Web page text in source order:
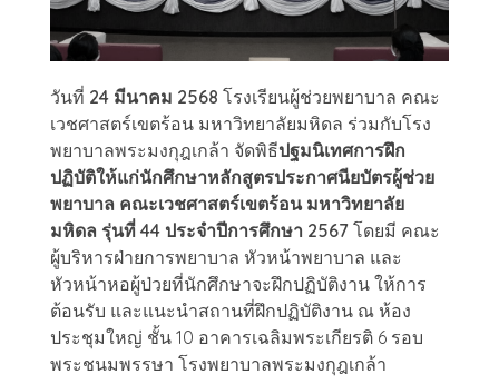
วันที่ 24 มีนาคม 2568 โรงเรียนผู้ช่วยพยาบาล คณะ
เวชศาสตร์เขตร้อน มหาวิทยาลัยมหิดล ร่วมกับโรง
พยาบาลพระมงกุฎเกล้า จัดพิธีปฐมนิเทศการฝึก
ปฏิบัติให้แก่นักศึกษาหลักสูตรประกาศนียบัตรผู้ช่วย
พยาบาล คณะเวชศาสตร์เขตร้อน มหาวิทยาลัย
มหิดล รุ่นที่ 44 ประจำปีการศึกษา 2567 โดยมี คณะ
ผู้บริหารฝ่ายการพยาบาล หัวหน้าพยาบาล และ
หัวหน้าหอผู้ป่วยที่นักศึกษาจะฝึกปฏิบัติงาน ให้การ
ต้อนรับ และแนะนำสถานที่ฝึกปฏิบัติงาน ณ ห้อง
ประชุมใหญ่ ชั้น 10 อาคารเฉลิมพระเกียรติ 6 รอบ
พระชนมพรรษา โรงพยาบาลพระมงกุฎเกล้า